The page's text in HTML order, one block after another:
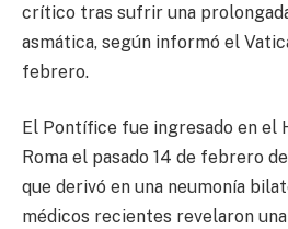
crítico tras sufrir una
asmática, según informó el
febrero.
El Pontífice fue ingresado en el
Roma el pasado 14 de febrero
que derivó en una neumonía
médicos recientes revelaron